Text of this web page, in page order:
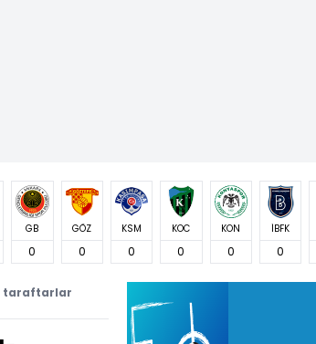
GB
0
GÖZ
0
KSM
0
KOC
0
KON
0
İBFK
0
taraftarlar